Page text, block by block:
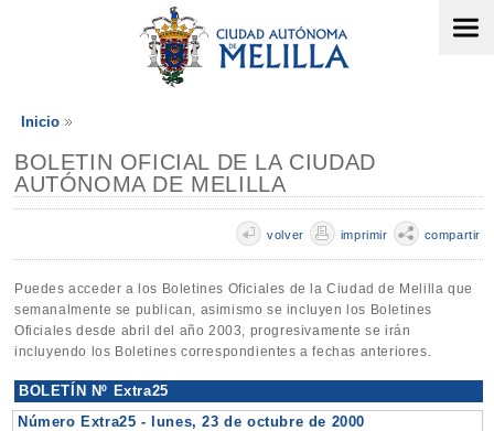
Inicio
BOLETIN OFICIAL DE LA CIUDAD
AUTÓNOMA DE MELILLA
volver imprimir compartir
Puedes acceder a los Boletines Oficiales de la Ciudad de Melilla que
semanalmente se publican, asimismo se incluyen los Boletines
Oficiales desde abril del año 2003, progresivamente se irán
incluyendo los Boletines correspondientes a fechas anteriores.
BOLETÍN Nº Extra25
Número Extra25 - lunes, 23 de octubre de 2000